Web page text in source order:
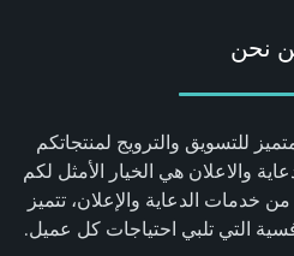
نحن
للتسويق والترويج لمنتجاتكم
والاعلان هي الخيار الأمثل لكم
الدعاية والإعلان، تتميز
التي تلبي احتياجات كل عميل.